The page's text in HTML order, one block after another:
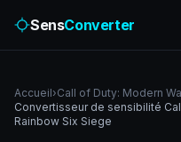
SensConverter
Accueil›Call of Duty: Modern
Convertisseur de sensibilité
Rainbow Six Siege